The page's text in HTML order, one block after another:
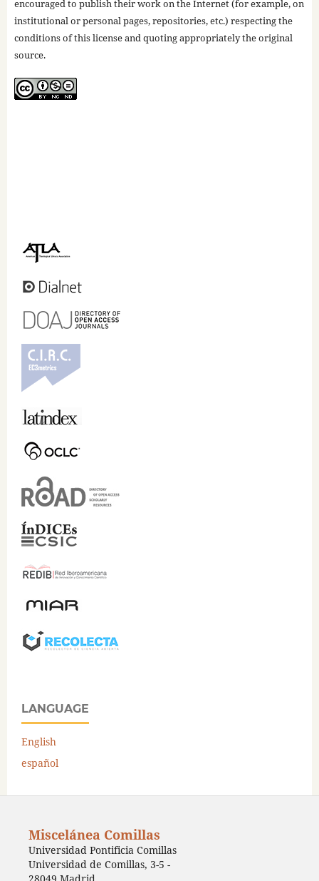
encouraged to publish their work on the Internet (for example, on
institutional or personal pages, repositories, etc.) respecting the
conditions of this license and quoting appropriately the original
source.
LANGUAGE
English
español
Miscelánea Comillas
Universidad Pontificia Comillas
Universidad de Comillas, 3-5 -